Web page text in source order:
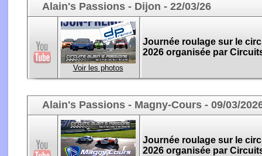
Alain's Passions - Dijon - 22/03/26
Voir les photos
Journée roulage sur le
2026 organisée par
Alain's Passions - Magny-Cours - 09/03/
Journée roulage sur le
2026 organisée par